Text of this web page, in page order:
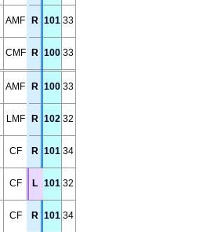
AMF R 101 33
CMF R 100 33
AMF R 100 33
LMF R 102 32
CF R 101 34
CF L 101 32
CF R 101 34